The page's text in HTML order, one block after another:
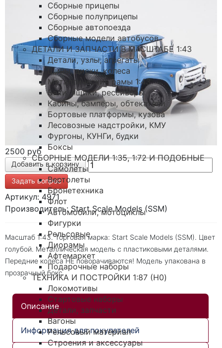
Сборные прицепы
Сборные полуприцепы
Сборные автопоезда
Сборные модели автобусов
ДЕТАЛИ И ЗАПЧАСТИ В МАСШТАБЕ 1:43
Детали, узлы, агрегаты
Шины, диски, колеса
Металлические рамы 1:43
Баки, ящики, рессиверы
Кабины, бамперы, обтекатели
Бортовые платформы, кузова
Лесовозные надстройки, КМУ
Фургоны, КУНГи, будки
Боксы
СБОРНЫЕ МОДЕЛИ 1:35, 1:72 И ПОДОБНЫЕ
Самолеты
Вертолеты
Бронетехника
Флот
Автомобили, мотоциклы
Фигурки
Рельсовые
Диорамы
Афтемаркет
Подарочные наборы
ТЕХНИКА И ПОСТРОЙКИ 1:87 (H0)
Локомотивы
Стартовые наборы
Детали, запчасти
Вагоны
Рельсовый материал
Строения и аксессуары
2500 руб
Задать вопрос
Артикул: 4971
Производитель: Start Scale Models (SSM)
Масштаб 1:43. Торговая марка: Start Scale Models (SSM). Цвет
голубой. Металлическая модель с пластиковыми деталями.
Передние колеса НЕ поворачиваются! Модель упакована в
прозрачный бокс.
Описание
Информация для покупателей